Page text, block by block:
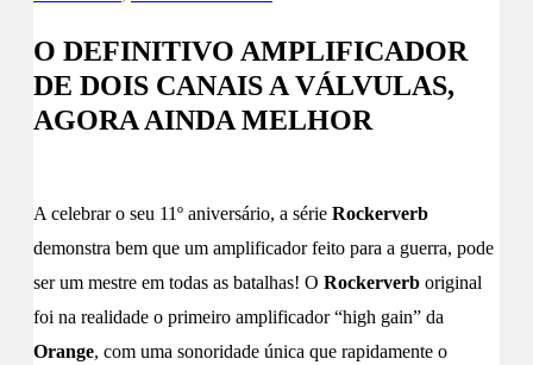
O DEFINITIVO AMPLIFICADOR
DE DOIS CANAIS A VÁLVULAS,
AGORA AINDA MELHOR
A celebrar o seu 11º aniversário, a série Rockerverb
demonstra bem que um amplificador feito para a guerra, pode
ser um mestre em todas as batalhas! O Rockerverb original
foi na realidade o primeiro amplificador “high gain” da
Orange, com uma sonoridade única que rapidamente o